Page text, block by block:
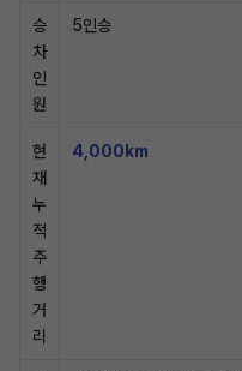
승
차
인
원
5인승
현
재
누
적
주
행
거
리
4,000km